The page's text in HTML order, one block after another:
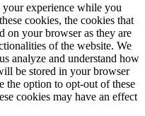
experience while you
cookies, the cookies that
on your browser as they are
of the website. We
analyze and understand how
be stored in your browser
the option to opt-out of these
cookies may have an effect